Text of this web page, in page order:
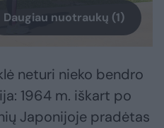
Daugiau nuotraukų (1)
neturi nieko bendro
1964 m. iškart po
Japonijoje pradėtas